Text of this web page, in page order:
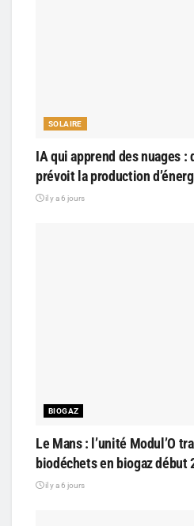
SOLAIRE
IA qui apprend des nuages :
prévoit la production
il y a 6 jours
BIOGAZ
Le Mans : l’unité Modul’O
biodéchets en biogaz début
il y a 6 jours